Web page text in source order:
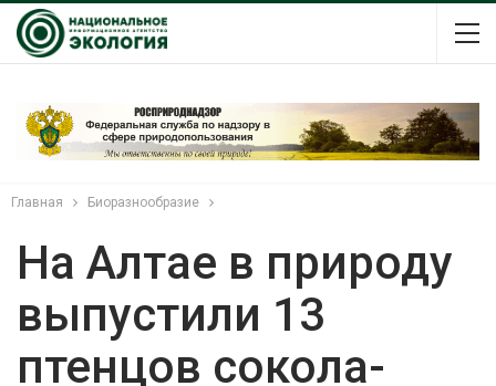
Главная Биоразнообразие
На Алтае в природу
выпустили 13
птенцов сокола-